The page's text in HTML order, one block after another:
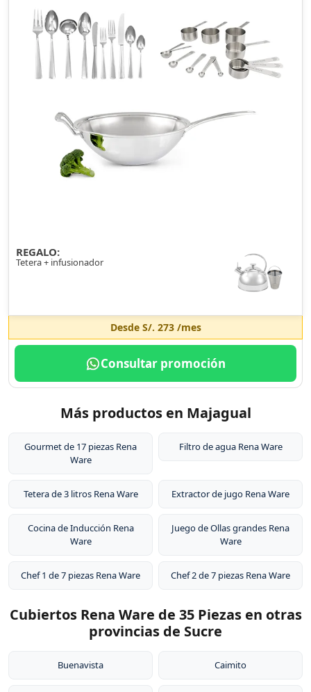
REGALO:
Tetera + infusionador
Desde S/. 273/mes
Consultar promoción
Más productos en Majagual
Gourmet de 17 piezas Rena
Ware
Filtro de agua Rena Ware
Tetera de 3 litros Rena Ware Extractor de jugo Rena Ware
Cocina de Inducción Rena
Ware
Juego de Ollas grandes Rena
Ware
Chef 1 de 7 piezas Rena Ware Chef 2 de 7 piezas Rena Ware
Cubiertos Rena Ware de 35 Piezas en otras
provincias de Sucre
Buenavista Caimito